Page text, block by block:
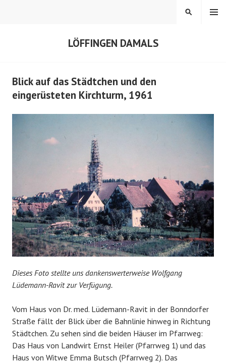
LÖFFINGEN DAMALS
MENÜ
SUCHEN
Blick auf das Städtchen und den
eingerüsteten Kirchturm, 1961
Dieses Foto stellte uns dankenswerterweise Wolfgang
Lüdemann-Ravit zur Verfügung.
Vom Haus von Dr. med. Lüdemann-Ravit in der Bonndorfer
Straße fällt der Blick über die Bahnlinie hinweg in Richtung
Städtchen. Zu sehen sind die beiden Häuser im Pfarrweg:
Das Haus von Landwirt Ernst Heiler (Pfarrweg 1) und das
Haus von Witwe Emma Butsch (Pfarrweg 2). Das